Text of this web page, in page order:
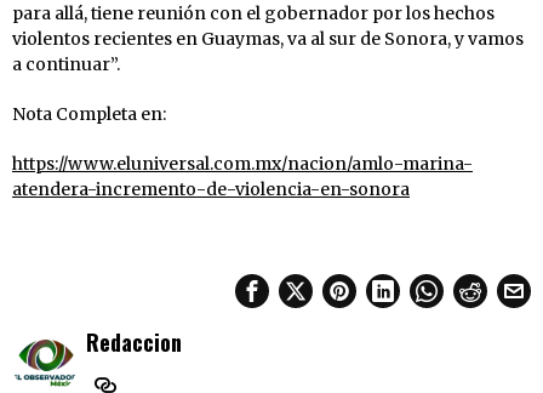
para allá, tiene reunión con el gobernador por los hechos
violentos recientes en Guaymas, va al sur de Sonora, y vamos
a continuar”.
Nota Completa en:
https://www.eluniversal.com.mx/nacion/amlo-marina-
atendera-incremento-de-violencia-en-sonora
Redaccion